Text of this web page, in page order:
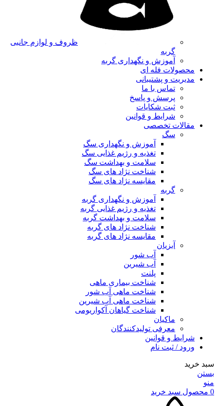
ظروف و لوازم جانبی
گربه
آموزش و نگهداری گربه
محصولات فله ای
مدیریت و پشتیبانی
تماس با ما
پرسش و پاسخ
ثبت شکایات
شرایط و قوانین
مقالات تخصصی
سگ
آموزش و نگهداری سگ
تغذیه و رژیم غذایی سگ
سلامت و بهداشت سگ
شناخت نژاد های سگ
مقایسه نژاد های سگ
گربه
آموزش و نگهداری گربه
تغذیه و رژیم غذایی گربه
سلامت و بهداشت گربه
شناخت نژاد های گربه
مقایسه نژاد های گربه
آبزیان
آب شور
آب شیرین
پلنت
شناخت بیماری ماهی
شناخت ماهی آب شور
شناخت ماهی آب شیرین
شناخت گیاهان آکواریومی
ماکیان
معرفی تولیدکنندگان
شرایط و قوانین
ورود / ثبت نام
سبد خرید
بستن
منو
0 محصول سبد خرید